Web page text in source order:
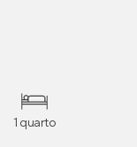
1 quarto